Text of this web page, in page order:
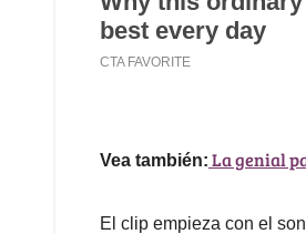
Vea también: La genial
El clip empieza con el